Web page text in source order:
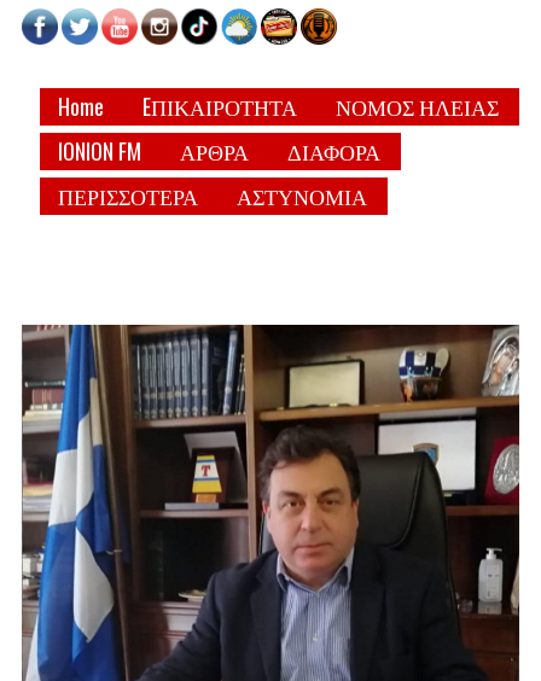
Home EΠΙΚΑΙΡΟΤΗΤΑ
ΝΟΜΟΣ ΗΛΕΙΑΣ
IONION FM
ΑΡΘΡΑ
ΔΙΑΦΟΡΑ
ΠΕΡΙΣΣΟΤΕΡΑ
ΑΣΤΥΝΟΜΙΑ